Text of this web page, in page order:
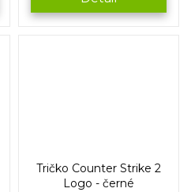
Tričko Counter Strike 2
Logo - černé